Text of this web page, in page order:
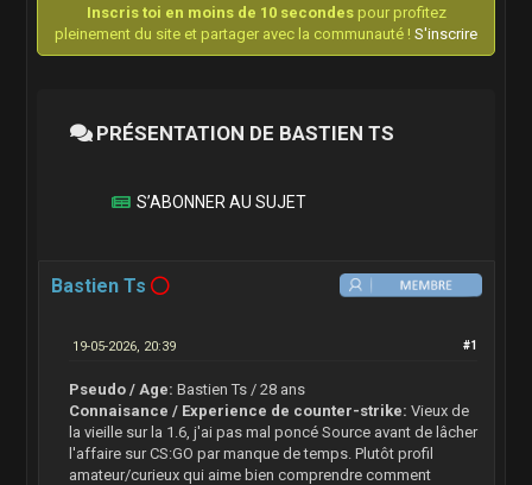
Inscris toi en moins de 10 secondespour profitez
pleinement du site et partager avec la communauté ! S'inscrire
PRÉSENTATION DE BASTIEN TS
S’ABONNER AU SUJET
Bastien Ts
#1
19-05-2026, 20:39
Pseudo / Age: Bastien Ts / 28 ans
Connaisance / Experience de counter-strike: Vieux de
la vieille sur la 1.6, j'ai pas mal poncé Source avant de lâcher
l'affaire sur CS:GO par manque de temps. Plutôt profil
amateur/curieux qui aime bien comprendre comment